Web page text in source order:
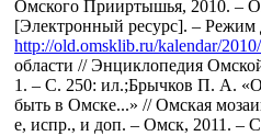
Омского Прииртышья, 2010. –
[Электронный ресурс]. – Режим
http://old.omsklib.ru/kalendar/
области // Энциклопедия
1. – С. 250: ил.;Брычков П. А.
быть в Омске...» // Омская
е, испр., и доп. – Омск, 2011. –